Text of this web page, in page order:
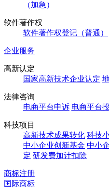
（加急）
软件著作权
软件著作权登记（普通）
企业服务
高新认定
国家高新技术企业认定
法律咨询
电商平台申诉 电商平台
科技项目
高新技术成果转化 科技
中小企业创新基金 中小
定 研发费加计扣除
商标注册
国际商标